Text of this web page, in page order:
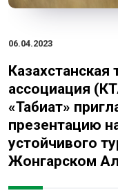
06.04.2023
Казахстанская
ассоциация
«Табиғат»
презентацию
устойчивого
Жонгарском